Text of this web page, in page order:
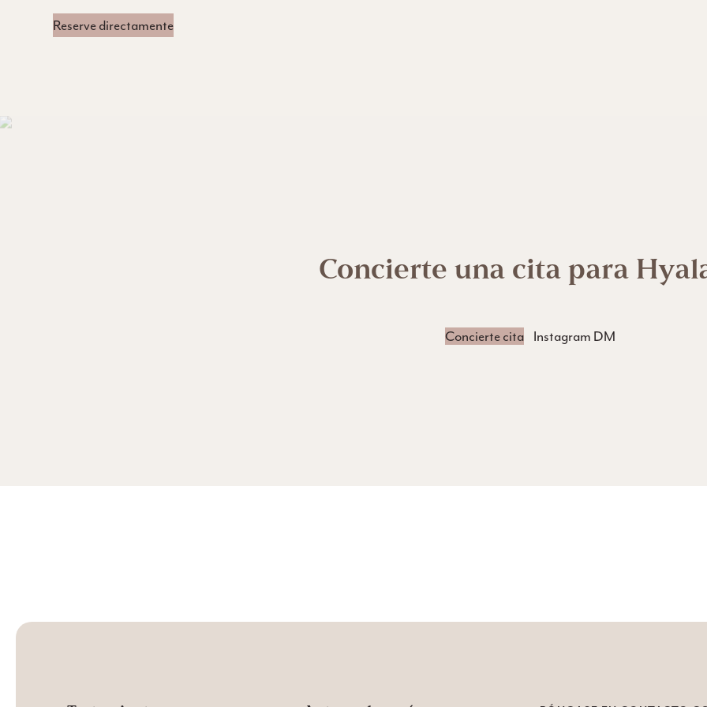
Reserve directamente
Concierte una cita para
Concierte cita Instagram DM